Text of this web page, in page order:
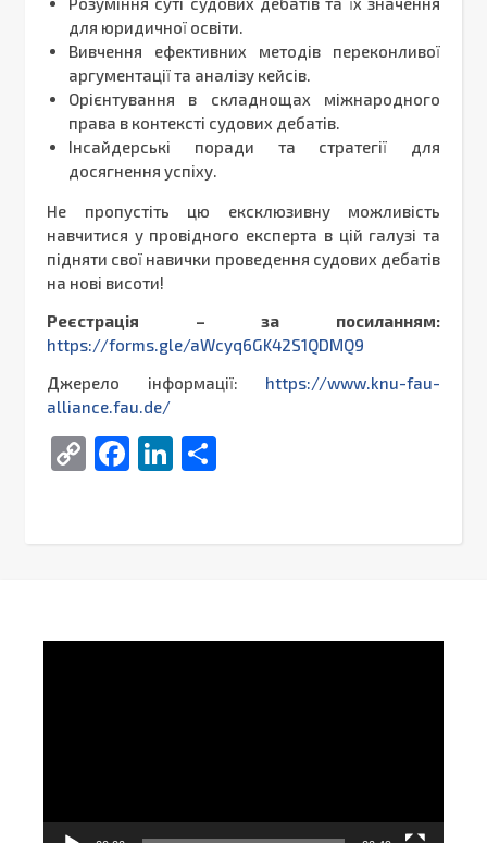
для юридичної освіти.
Вивчення ефективних методів переконливої
аргументації та аналізу кейсів.
Орієнтування в складнощах міжнародного
права в контексті судових дебатів.
Інсайдерські поради та стратегії для
досягнення успіху.
Не пропустіть цю ексклюзивну можливість
навчитися у провідного експерта в цій галузі та
підняти свої навички проведення судових дебатів
на нові висоти!
Реєстрація – за посиланням:
https://forms.gle/aWcyq6GK42S1QDMQ9
Джерело інформації: https://www.knu-fau-
alliance.fau.de/
CopyFacebook
LinkedIn